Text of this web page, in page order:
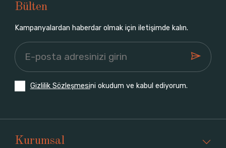
Bülten
Kampanyalardan haberdar olmak için iletişimde kalın.
Gizlilik Sözleşmesini okudum ve kabul ediyorum.
Kurumsal